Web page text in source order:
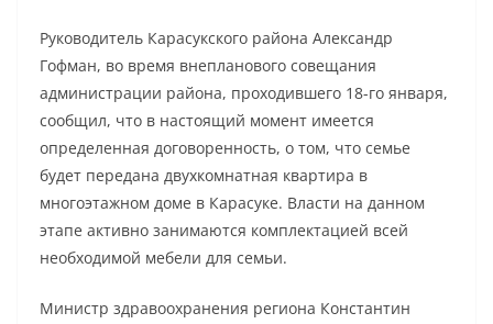
Руководитель Карасукского района Александр
Гофман, во время внепланового совещания
администрации района, проходившего 18-го января,
сообщил, что в настоящий момент имеется
определенная договоренность, о том, что семье
будет передана двухкомнатная квартира в
многоэтажном доме в Карасуке. Власти на данном
этапе активно занимаются комплектацией всей
необходимой мебели для семьи.
Министр здравоохранения региона Константин